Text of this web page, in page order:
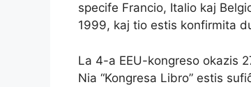
specife Francio, Italio kaj
1999, kaj tio estis konfirmita
La 4-a EEU-kongreso okazis
Nia “Kongresa Libro” estis